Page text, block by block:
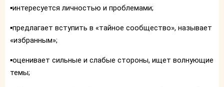
▪️интересуется личностью и проблемами;
▪️предлагает вступить в «тайное сообщество», называет
«избранным»;
▪️оценивает сильные и слабые стороны, ищет волнующие
темы;